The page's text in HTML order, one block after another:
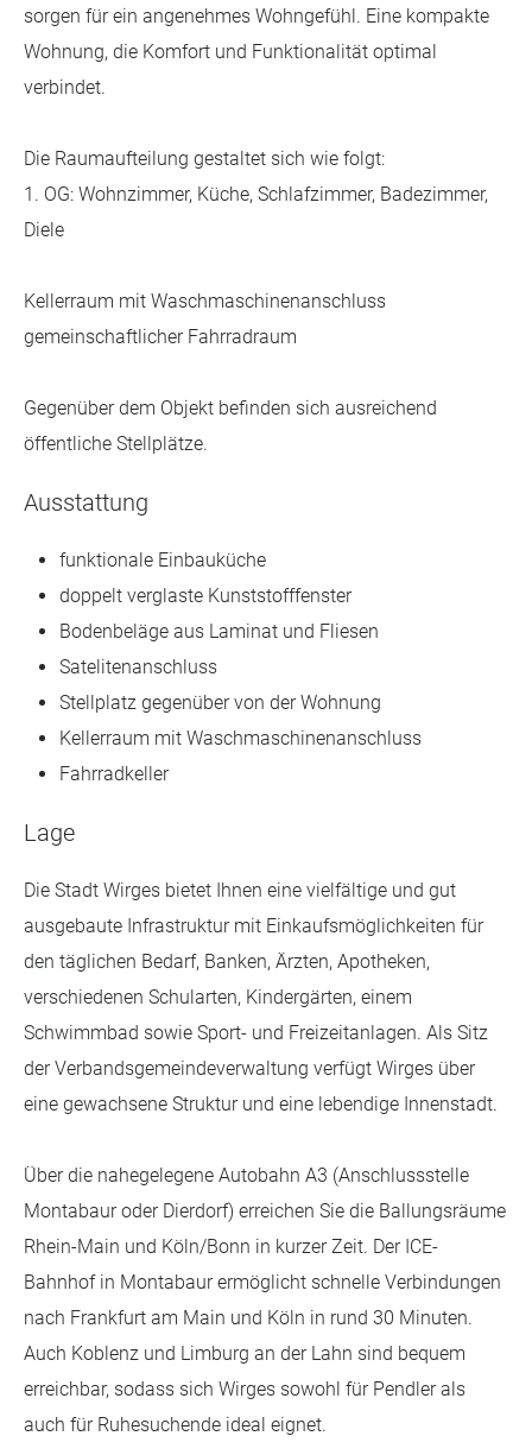
sorgen für ein angenehmes Wohngefühl. Eine kompakte
Wohnung, die Komfort und Funktionalität optimal
verbindet.
Die Raumaufteilung gestaltet sich wie folgt:
1. OG: Wohnzimmer, Küche, Schlafzimmer, Badezimmer,
Diele
Kellerraum mit Waschmaschinenanschluss
gemeinschaftlicher Fahrradraum
Gegenüber dem Objekt befinden sich ausreichend
öffentliche Stellplätze.
Ausstattung
funktionale Einbauküche
doppelt verglaste Kunststofffenster
Bodenbeläge aus Laminat und Fliesen
Satelitenanschluss
Stellplatz gegenüber von der Wohnung
Kellerraum mit Waschmaschinenanschluss
Fahrradkeller
Lage
Die Stadt Wirges bietet Ihnen eine vielfältige und gut
ausgebaute Infrastruktur mit Einkaufsmöglichkeiten für
den täglichen Bedarf, Banken, Ärzten, Apotheken,
verschiedenen Schularten, Kindergärten, einem
Schwimmbad sowie Sport- und Freizeitanlagen. Als Sitz
der Verbandsgemeindeverwaltung verfügt Wirges über
eine gewachsene Struktur und eine lebendige Innenstadt.
Über die nahegelegene Autobahn A3 (Anschlussstelle
Montabaur oder Dierdorf) erreichen Sie die Ballungsräume
Rhein-Main und Köln/Bonn in kurzer Zeit. Der ICE-
Bahnhof in Montabaur ermöglicht schnelle Verbindungen
nach Frankfurt am Main und Köln in rund 30 Minuten.
Auch Koblenz und Limburg an der Lahn sind bequem
erreichbar, sodass sich Wirges sowohl für Pendler als
auch für Ruhesuchende ideal eignet.